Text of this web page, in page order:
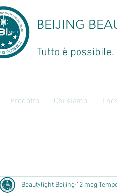
BEIJING
Tutto è possibile.
Prodotto Chi siamo I
Beautylight Beijing 12 mag